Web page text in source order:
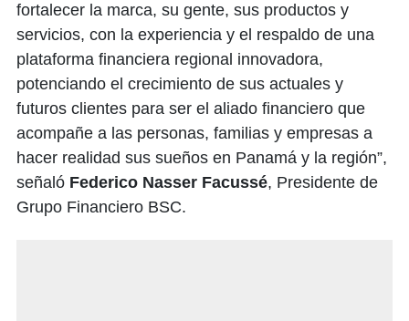
fortalecer la marca, su gente, sus productos y
servicios, con la experiencia y el respaldo de una
plataforma financiera regional innovadora,
potenciando el crecimiento de sus actuales y
futuros clientes para ser el aliado financiero que
acompañe a las personas, familias y empresas a
hacer realidad sus sueños en Panamá y la región”,
señaló Federico Nasser Facussé, Presidente de
Grupo Financiero BSC.